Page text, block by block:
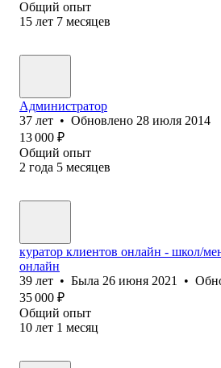
Общий опыт
15 лет 7 месяцев
Администратор
37 лет • Обновлено 28 июля 2014
13 000 ₽
Общий опыт
2 года 5 месяцев
куратор клиентов онлайн - школ/
онлайн
39 лет • Была 26 июня 2021 •
35 000 ₽
Общий опыт
10 лет 1 месяц